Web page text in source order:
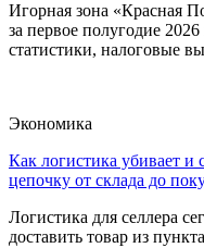
Игорная зона «Красная
за первое полугодие
статистики, налоговые
Экономика
Как логистика убивает и
цепочку от склада до
Логистика для селлера
доставить товар из